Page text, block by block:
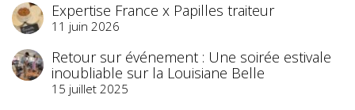
Expertise France x Papilles traiteur
11 juin 2026
Retour sur événement : Une soirée estivale
inoubliable sur la Louisiane Belle
15 juillet 2025